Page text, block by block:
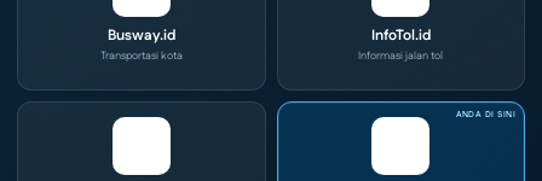
Busway.id
Transportasi kota
InfoTol.id
Informasi jalan tol